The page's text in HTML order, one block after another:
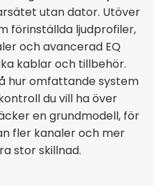
utan dator. Utöver
förinställda ljudprofiler,
och avancerad EQ
kablar och tillbehör.
hur omfattande system
du vill ha över
en grundmodell, för
fler kanaler och mer
stor skillnad.